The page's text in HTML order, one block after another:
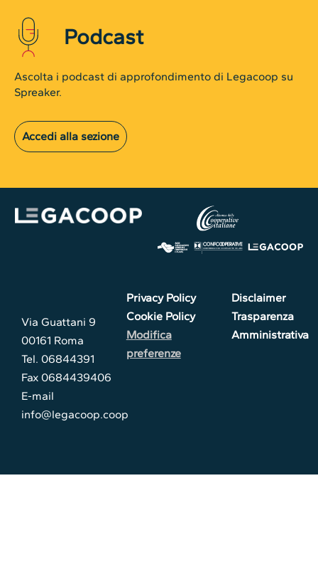
Podcast
Ascolta i podcast di approfondimento di Legacoop su
Spreaker.
Accedi alla sezione
Via Guattani 9
00161 Roma
Tel. 06844391
Fax 0684439406
E-mail
info@legacoop.coop
Privacy Policy
Cookie Policy
Modifica
preferenze
Disclaimer
Trasparenza
Amministrativa